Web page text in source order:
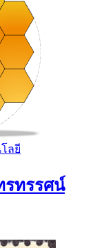
ลยี
รทรรศน์